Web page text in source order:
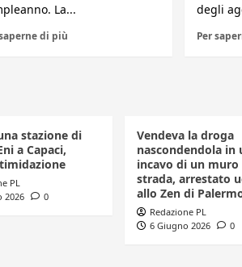
La...
di più
degli
Per
stazione di
a Capaci,
PL
2026
0
Vendeva la droga
nascondendola in
incavo di un muro
strada, arrestato
allo Zen di
Redazione PL
6 Giugno 2026
0